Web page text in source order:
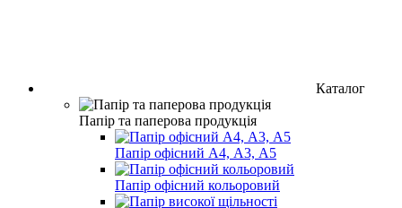
Каталог
Папір та паперова продукція
Папір офісний А4, А3, А5
Папір офісний кольоровий